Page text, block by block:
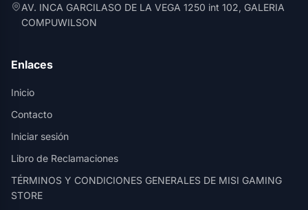
AV. INCA GARCILASO DE LA VEGA 1250 int 102, GALERIA
COMPUWILSON
Enlaces
Inicio
Contacto
Iniciar sesión
Libro de Reclamaciones
TÉRMINOS Y CONDICIONES GENERALES DE MISI GAMING
STORE